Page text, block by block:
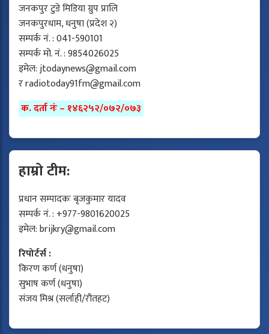
जनकपुर टुडे मिडिया ग्रुप प्रालि
जनकपुरधाम, धनुषा (प्रदेश २)
सम्पर्क नं. : 041-590101
सम्पर्क मो. नं. : 9854026025
इमेल:jtodaynews@gmail.com
रradiotoday91fm@gmail.com
क. दर्ता नंः – १४६२५२/०७२/०७३
हाम्रो टीम:
प्रधान सम्पादकः बृजकुमार यादव
सम्पर्क नं. : +977-9801620025
इमेल:brijkry@gmail.com
रिपोर्टर्स :
किरण कर्ण (धनुषा)
सुभाष कर्ण (धनुषा)
संजय मिश्र (सर्लाही/रौतहट)